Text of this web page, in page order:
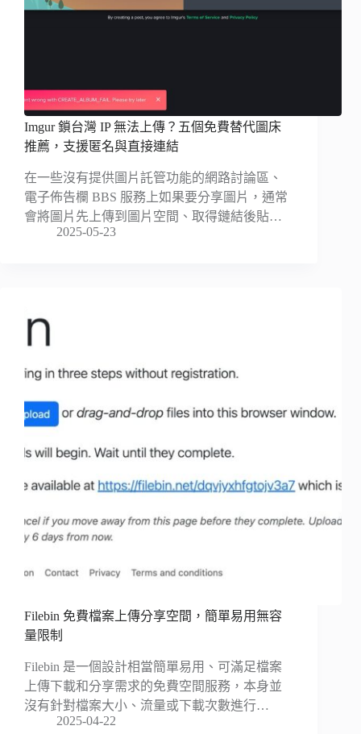
Imgur 鎖台灣 IP 無法上傳？五個免費替代圖床
推薦，支援匿名與直接連結
在一些沒有提供圖片託管功能的網路討論區、
電子佈告欄 BBS 服務上如果要分享圖片，通常
會將圖片先上傳到圖片空間、取得鏈結後貼…
2025-05-23
Filebin 免費檔案上傳分享空間，簡單易用無容
量限制
Filebin 是一個設計相當簡單易用、可滿足檔案
上傳下載和分享需求的免費空間服務，本身並
沒有針對檔案大小、流量或下載次數進行…
2025-04-22